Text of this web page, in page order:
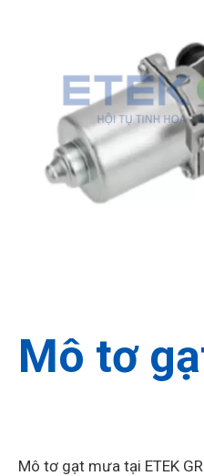
Vận chuyển và lắp đặt Đổi
Mô tơ
Mô tơ gạt mưa tại ETEK